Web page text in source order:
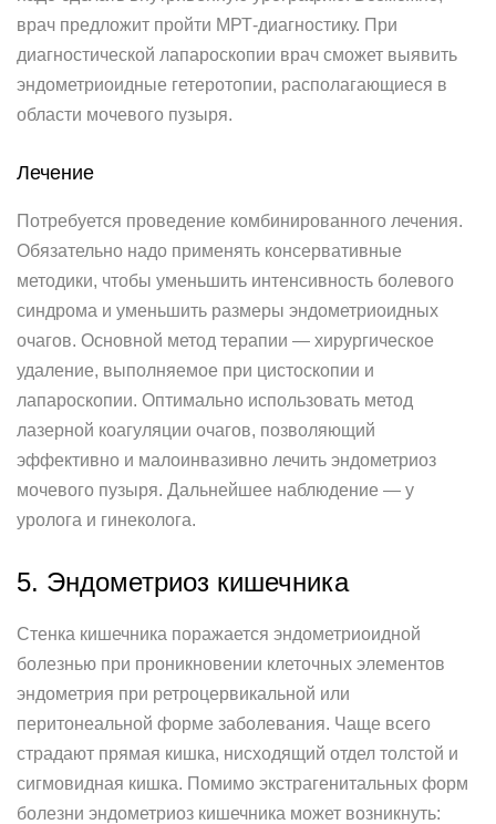
врач предложит пройти МРТ-диагностику. При
диагностической лапароскопии врач сможет выявить
эндометриоидные гетеротопии, располагающиеся в
области мочевого пузыря.
Лечение
Потребуется проведение комбинированного лечения.
Обязательно надо применять консервативные
методики, чтобы уменьшить интенсивность болевого
синдрома и уменьшить размеры эндометриоидных
очагов. Основной метод терапии — хирургическое
удаление, выполняемое при цистоскопии и
лапароскопии. Оптимально использовать метод
лазерной коагуляции очагов, позволяющий
эффективно и малоинвазивно лечить эндометриоз
мочевого пузыря. Дальнейшее наблюдение — у
уролога и гинеколога.
5. Эндометриоз кишечника
Стенка кишечника поражается эндометриоидной
болезнью при проникновении клеточных элементов
эндометрия при ретроцервикальной или
перитонеальной форме заболевания. Чаще всего
страдают прямая кишка, нисходящий отдел толстой и
сигмовидная кишка. Помимо экстрагенитальных форм
болезни эндометриоз кишечника может возникнуть: